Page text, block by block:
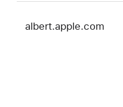
albert.apple.com